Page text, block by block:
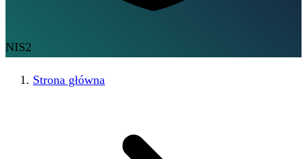
NIS2
Strona główna